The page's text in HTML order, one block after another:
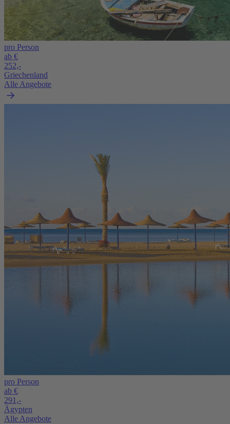
pro Person
ab €
252,-
Griechenland
Alle Angebote
pro Person
ab €
291,-
Ägypten
Alle Angebote